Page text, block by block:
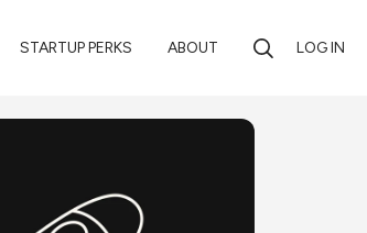
STARTUP PERKS ABOUT LOG IN